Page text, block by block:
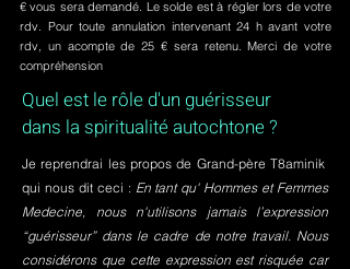
€ vous sera demandé. Le solde est à régler lors de votre
rdv. Pour toute annulation intervenant 24 h avant votre
rdv, un acompte de 25 € sera retenu. Merci de votre
compréhension
Quel est le rôle d'un guérisseur
dans la spiritualité autochtone ?
Je reprendrai les propos de Grand-père T8aminik
qui nous dit ceci : En tant qu' Hommes et Femmes
Medecine, nous n'utilisons jamais l’expression
“guérisseur” dans le cadre de notre travail. Nous
considérons que cette expression est risquée car